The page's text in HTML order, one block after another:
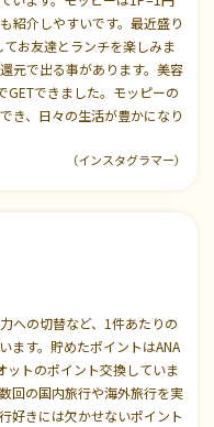
紹介しやすいです。最近盛り
お友達とランチを楽しみま
元で出る事があります。美容
できました。モッピーの
き、日々の生活が豊かになり
（インスタグラマー）
への切替など、1件あたりの
ます。貯めたポイントはANA
ットのポイント交換していま
回の国内旅行や海外旅行を実
好きには欠かせないポイント